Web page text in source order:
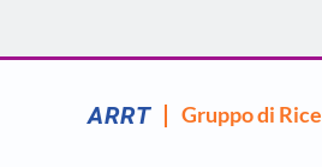
Gruppo di
ARRT